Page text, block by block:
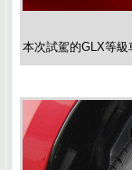
本次試駕的GLX等